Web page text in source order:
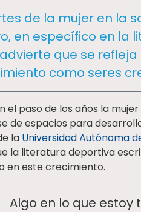
de la mujer en la
en específico en la
que se
como seres
el paso de los años la
de espacios para
la Universidad Autónoma
la literatura deportiva
en este crecimiento.
Algo en lo que